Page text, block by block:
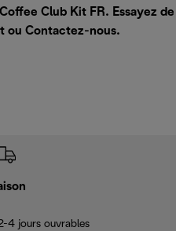
Club Kit FR. Essayez de
ou Contactez-nous.
4 jours ouvrables